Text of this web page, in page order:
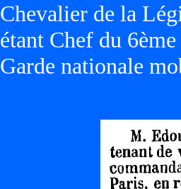
Chevalier de la
étant Chef du
Garde nationale